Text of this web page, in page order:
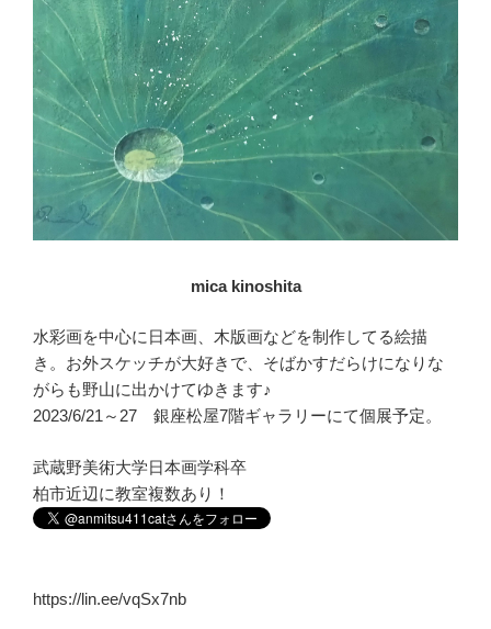
mica kinoshita
水彩画を中心に日本画、木版画などを制作してる絵描
き。お外スケッチが大好きで、そばかすだらけになりな
がらも野山に出かけてゆきます♪
2023/6/21～27 銀座松屋7階ギャラリーにて個展予定。
武蔵野美術大学日本画学科卒
柏市近辺に教室複数あり！
https://lin.ee/vqSx7nb